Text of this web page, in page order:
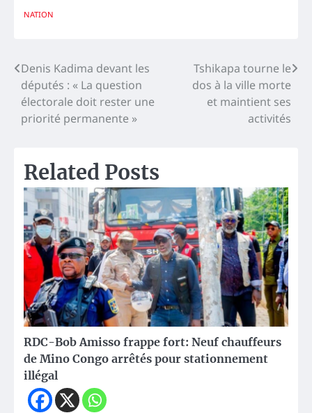
NATION
Navigation
de
l’article
Denis Kadima devant les
députés : « La question
électorale doit rester une
priorité permanente »
Tshikapa tourne le
dos à la ville morte
et maintient ses
activités
Related Posts
RDC-Bob Amisso frappe fort: Neuf chauffeurs
de Mino Congo arrêtés pour stationnement
illégal